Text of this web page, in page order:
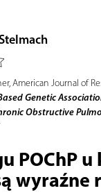
American Journal of
Genetic
Obstructive
POChP
wyraźne